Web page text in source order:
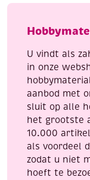
kleuren
beitelpunt
aantal
U vindt als
in onze
aanbod met
sluit op alle
het grootste
10.000
als voordeel
zodat u niet
hoeft te